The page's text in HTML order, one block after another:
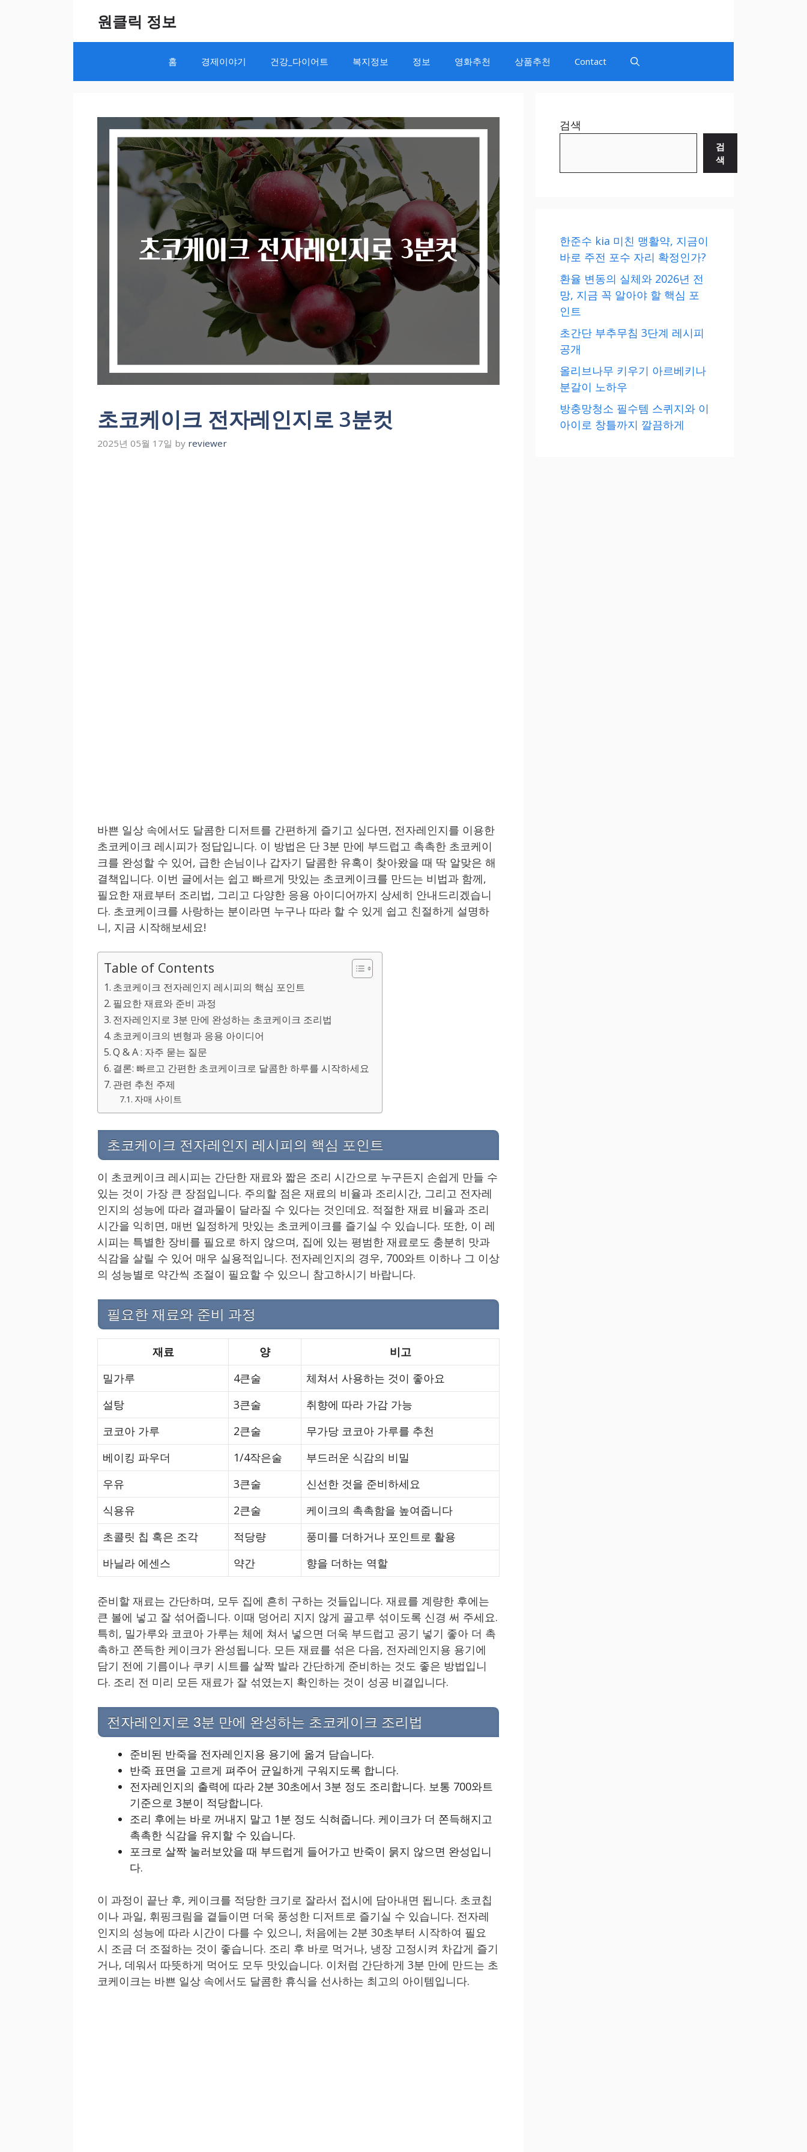
원클릭 정보
홈 경제이야기 건강_다이어트 복지정보 정보 영화추천 상품추천 Contact
초코케이크 전자레인지로 3분컷
2025년 05월 17일 by reviewer
바쁜 일상 속에서도 달콤한 디저트를 간편하게 즐기고 싶다면, 전자레인지를 이용한
초코케이크 레시피가 정답입니다. 이 방법은 단 3분 만에 부드럽고 촉촉한 초코케이
크를 완성할 수 있어, 급한 손님이나 갑자기 달콤한 유혹이 찾아왔을 때 딱 알맞은 해
결책입니다. 이번 글에서는 쉽고 빠르게 맛있는 초코케이크를 만드는 비법과 함께,
필요한 재료부터 조리법, 그리고 다양한 응용 아이디어까지 상세히 안내드리겠습니
다. 초코케이크를 사랑하는 분이라면 누구나 따라 할 수 있게 쉽고 친절하게 설명하
니, 지금 시작해보세요!
Table of Contents
초코케이크 전자레인지 레시피의 핵심 포인트
필요한 재료와 준비 과정
전자레인지로 3분 만에 완성하는 초코케이크 조리법
초코케이크의 변형과 응용 아이디어
Q & A : 자주 묻는 질문
결론: 빠르고 간편한 초코케이크로 달콤한 하루를 시작하세요
관련 추천 주제
자매 사이트
초코케이크 전자레인지 레시피의 핵심 포인트
이 초코케이크 레시피는 간단한 재료와 짧은 조리 시간으로 누구든지 손쉽게 만들 수
있는 것이 가장 큰 장점입니다. 주의할 점은 재료의 비율과 조리시간, 그리고 전자레
인지의 성능에 따라 결과물이 달라질 수 있다는 것인데요. 적절한 재료 비율과 조리
시간을 익히면, 매번 일정하게 맛있는 초코케이크를 즐기실 수 있습니다. 또한, 이 레
시피는 특별한 장비를 필요로 하지 않으며, 집에 있는 평범한 재료로도 충분히 맛과
식감을 살릴 수 있어 매우 실용적입니다. 전자레인지의 경우, 700와트 이하나 그 이상
의 성능별로 약간씩 조절이 필요할 수 있으니 참고하시기 바랍니다.
필요한 재료와 준비 과정
재료 양
비고
밀가루
4큰술
체쳐서 사용하는 것이 좋아요
설탕
3큰술
취향에 따라 가감 가능
코코아 가루
2큰술
무가당 코코아 가루를 추천
베이킹 파우더
1/4작은술
부드러운 식감의 비밀
우유
3큰술
신선한 것을 준비하세요
식용유
2큰술
케이크의 촉촉함을 높여줍니다
초콜릿 칩 혹은 조각
적당량
풍미를 더하거나 포인트로 활용
바닐라 에센스
약간 향을 더하는 역할
준비할 재료는 간단하며, 모두 집에 흔히 구하는 것들입니다. 재료를 계량한 후에는
큰 볼에 넣고 잘 섞어줍니다. 이때 덩어리 지지 않게 골고루 섞이도록 신경 써 주세요.
특히, 밀가루와 코코아 가루는 체에 쳐서 넣으면 더욱 부드럽고 공기 넣기 좋아 더 촉
촉하고 쫀득한 케이크가 완성됩니다. 모든 재료를 섞은 다음, 전자레인지용 용기에
담기 전에 기름이나 쿠키 시트를 살짝 발라 간단하게 준비하는 것도 좋은 방법입니
다. 조리 전 미리 모든 재료가 잘 섞였는지 확인하는 것이 성공 비결입니다.
전자레인지로 3분 만에 완성하는 초코케이크 조리법
준비된 반죽을 전자레인지용 용기에 옮겨 담습니다.
반죽 표면을 고르게 펴주어 균일하게 구워지도록 합니다.
전자레인지의 출력에 따라 2분 30초에서 3분 정도 조리합니다. 보통 700와트
기준으로 3분이 적당합니다.
조리 후에는 바로 꺼내지 말고 1분 정도 식혀줍니다. 케이크가 더 쫀득해지고
촉촉한 식감을 유지할 수 있습니다.
포크로 살짝 눌러보았을 때 부드럽게 들어가고 반죽이 묽지 않으면 완성입니
다.
이 과정이 끝난 후, 케이크를 적당한 크기로 잘라서 접시에 담아내면 됩니다. 초코칩
이나 과일, 휘핑크림을 곁들이면 더욱 풍성한 디저트로 즐기실 수 있습니다. 전자레
인지의 성능에 따라 시간이 다를 수 있으니, 처음에는 2분 30초부터 시작하여 필요
시 조금 더 조절하는 것이 좋습니다. 조리 후 바로 먹거나, 냉장 고정시켜 차갑게 즐기
거나, 데워서 따뜻하게 먹어도 모두 맛있습니다. 이처럼 간단하게 3분 만에 만드는 초
코케이크는 바쁜 일상 속에서도 달콤한 휴식을 선사하는 최고의 아이템입니다.
검색
검
색
한준수 kia 미친 맹활약, 지금이
바로 주전 포수 자리 확정인가?
환율 변동의 실체와 2026년 전
망, 지금 꼭 알아야 할 핵심 포
인트
초간단 부추무침 3단계 레시피
공개
올리브나무 키우기 아르베키나
분갈이 노하우
방충망청소 필수템 스퀴지와 이
아이로 창틀까지 깔끔하게